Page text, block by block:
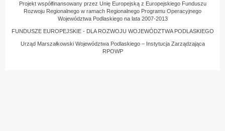
Projekt współfinansowany przez Unię Europejską z Europejskiego Funduszu
Rozwoju Regionalnego w ramach Regionalnego Programu Operacyjnego
Województwa Podlaskiego na lata 2007-2013
FUNDUSZE EUROPEJSKIE - DLA ROZWOJU WOJEWÓDZTWA PODLASKIEGO
Urząd Marszałkowski Województwa Podlaskiego – Instytucja Zarządzająca
RPOWP